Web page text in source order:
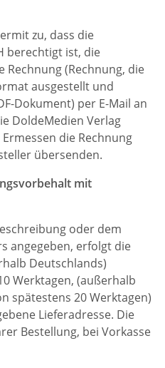
zu, dass die
berechtigt ist, die
Rechnung (Rechnung, die
ausgestellt und
Dokument) per E-Mail an
DoldeMedien Verlag
die Rechnung
übersenden.
mit
oder dem
angegeben, erfolgt die
Deutschlands)
Werktagen, (außerhalb
spätestens 20 Werktagen)
Lieferadresse. Die
Bestellung, bei Vorkasse